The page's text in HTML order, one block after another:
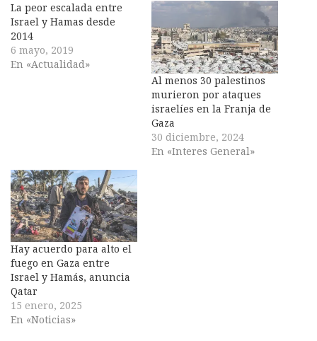
La peor escalada entre
Israel y Hamas desde
2014
6 mayo, 2019
En «Actualidad»
Al menos 30 palestinos
murieron por ataques
israelíes en la Franja de
Gaza
30 diciembre, 2024
En «Interes General»
Hay acuerdo para alto el
fuego en Gaza entre
Israel y Hamás, anuncia
Qatar
15 enero, 2025
En «Noticias»